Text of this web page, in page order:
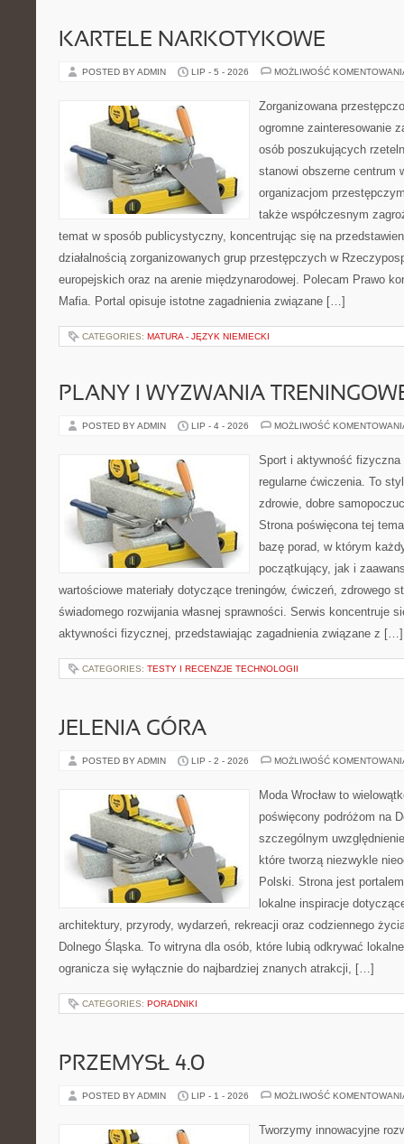
KARTELE NARKOTYKOWE
POSTED BY ADMIN LIP - 5 - 2026 MOŻLIWOŚĆ
Zorganizowana
ogromne zainteresowanie
osób poszukujących
stanowi obszerne centrum
organizacjom
także współczesnym
temat w sposób publicystyczny, koncentrując się na
działalnością zorganizowanych grup przestępczych w
europejskich oraz na arenie międzynarodowej. Polecam Prawo
Mafia. Portal opisuje istotne zagadnienia związane […]
CATEGORIES: MATURA - JĘZYK NIEMIECKI
PLANY I WYZWANIA
POSTED BY ADMIN LIP - 4 - 2026 MOŻLIWOŚĆ
Sport i aktywność
regularne ćwiczenia. To
zdrowie, dobre
Strona poświęcona tej
bazę porad, w którym
początkujący, jak i
wartościowe materiały dotyczące treningów, ćwiczeń, zdrowego
świadomego rozwijania własnej sprawności. Serwis koncentruje
aktywności fizycznej, przedstawiając zagadnienia związane z […]
CATEGORIES: TESTY I RECENZJE TECHNOLOGII
JELENIA GÓRA
POSTED BY ADMIN LIP - 2 - 2026 MOŻLIWOŚĆ
Moda Wrocław to
poświęcony podróżom na
szczególnym
które tworzą niezwykle
Polski. Strona jest
lokalne inspiracje
architektury, przyrody, wydarzeń, rekreacji oraz codziennego
Dolnego Śląska. To witryna dla osób, które lubią odkrywać
ogranicza się wyłącznie do najbardziej znanych atrakcji, […]
CATEGORIES: PORADNIKI
PRZEMYSŁ 4.0
POSTED BY ADMIN LIP - 1 - 2026 MOŻLIWOŚĆ
Tworzymy innowacyjne